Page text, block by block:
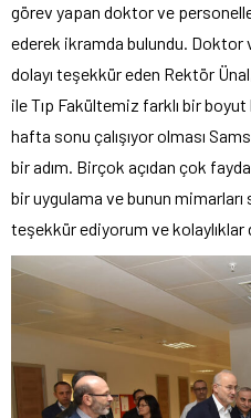
görev yapan doktor ve
ederek ikramda bulundu.
dolayı teşekkür eden Rektör
ile Tıp Fakültemiz farklı bir
hafta sonu çalışıyor olması
bir adım. Birçok açıdan çok
bir uygulama ve bunun mimarları
teşekkür ediyorum ve kolaylıklar